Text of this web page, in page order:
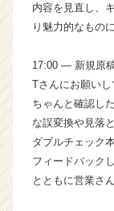
内容を見直し、
り魅力的なもの
17:00 ― 新規原
Tさんにお願いし
ちゃんと確認し
な誤変換や見落
ダブルチェック
フィードバック
とともに営業さ